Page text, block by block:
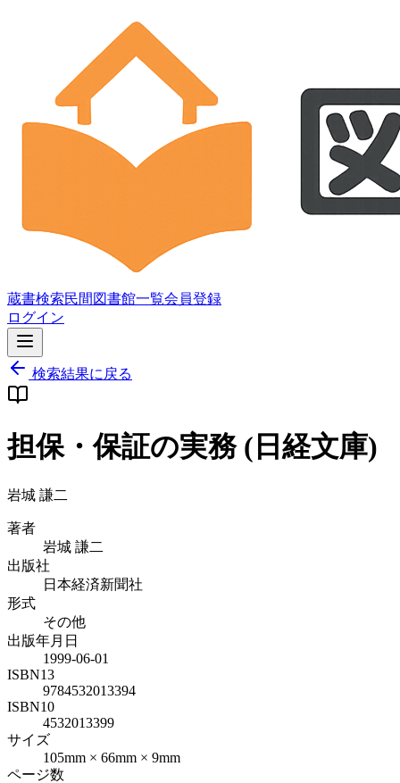
蔵書検索民間図書館一覧会員登録
ログイン
検索結果に戻る
担保・保証の実務 (日経文庫)
岩城 謙二
著者
岩城 謙二
出版社
日本経済新聞社
形式
その他
出版年月日
1999-06-01
ISBN13
9784532013394
ISBN10
4532013399
サイズ
105mm × 66mm × 9mm
ページ数